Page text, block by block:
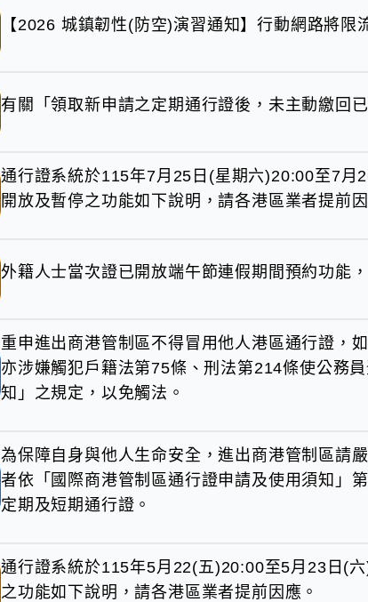
【2026 城鎮韌性(防空)演習通知】行動網路將限
有關「領取新申請之定期通行證後，未主動繳回
通行證系統於115年7月25日(星期六)20:00至7月
開放及暫停之功能如下說明，請各港區業者提前因
外籍人士當次證已開放端午節連假期間預約功能
重申進出商港管制區不得冒用他人港區通行證，
亦涉嫌觸犯戶籍法第75條、刑法第214條使公務
知」之規定，以免觸法。
為保障自身與他人生命安全，進出商港管制區請
者依「國際商港管制區通行證申請及使用須知」
定期及短期通行證。
通行證系統於115年5月22(五)20:00至5月23日(
之功能如下說明，請各港區業者提前因應。